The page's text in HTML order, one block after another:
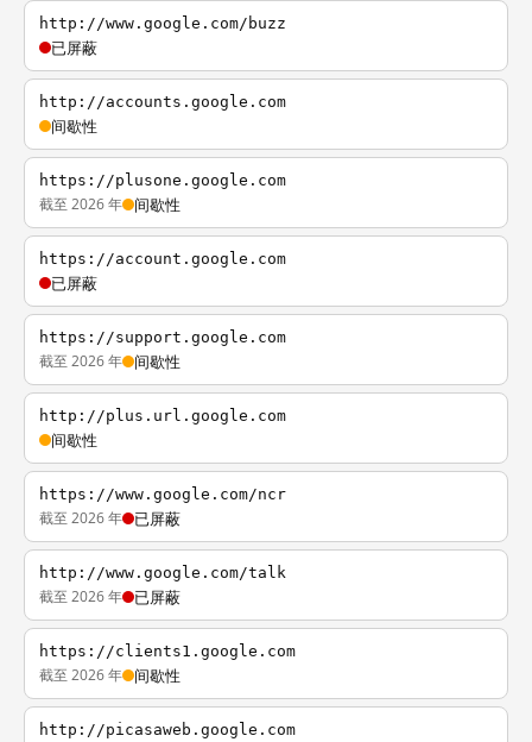
http://www.google.com/buzz
已屏蔽
http://accounts.google.com
间歇性
https://plusone.google.com
截至 2026 年 间歇性
https://account.google.com
已屏蔽
https://support.google.com
截至 2026 年 间歇性
http://plus.url.google.com
间歇性
https://www.google.com/ncr
截至 2026 年 已屏蔽
http://www.google.com/talk
截至 2026 年 已屏蔽
https://clients1.google.com
截至 2026 年 间歇性
http://picasaweb.google.com